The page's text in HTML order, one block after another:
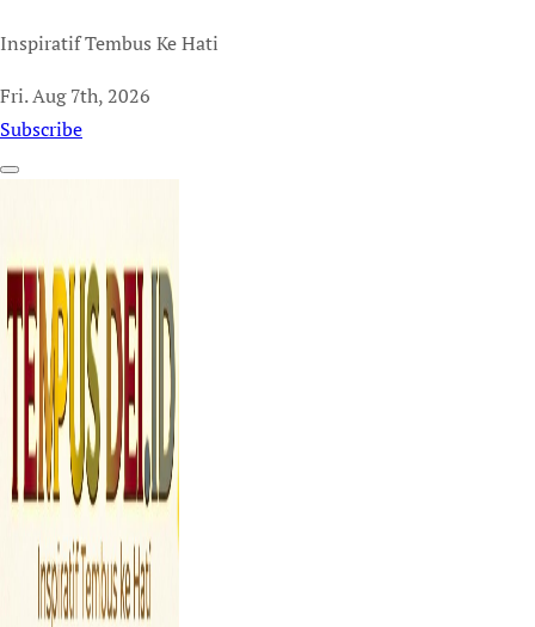
Inspiratif Tembus Ke Hati
Fri. Aug 7th, 2026
Subscribe